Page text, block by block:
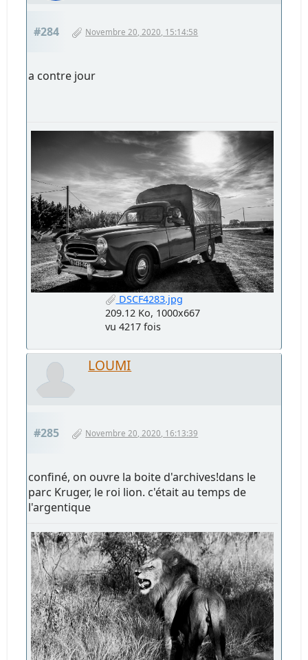
#284 Novembre 20, 2020, 15:14:58
a contre jour
DSCF4283.jpg
209.12 Ko, 1000x667
vu 4217 fois
LOUMI
#285 Novembre 20, 2020, 16:13:39
confiné, on ouvre la boite d'archives!dans le
parc Kruger, le roi lion. c'était au temps de
l'argentique